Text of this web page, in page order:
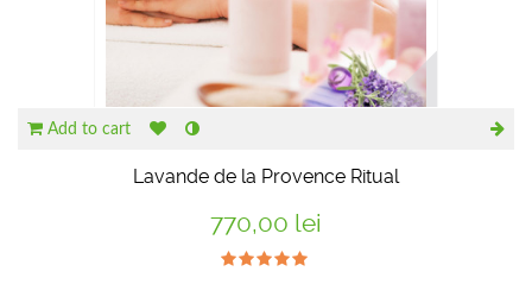
Add to cart
Lavande de la Provence Ritual
770,00 lei